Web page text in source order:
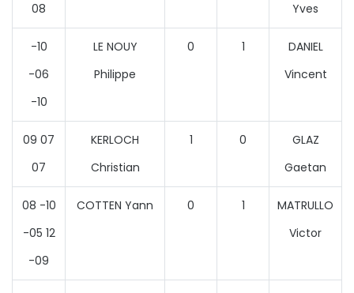
08
Yves
-10
-06
-10
LE NOUY
Philippe
0 1
DANIEL
Vincent
09 07
07
KERLOCH
Christian
1 0
GLAZ
Gaetan
08 -10
-05 12
-09
COTTEN Yann 0 1
MATRULLO
Victor